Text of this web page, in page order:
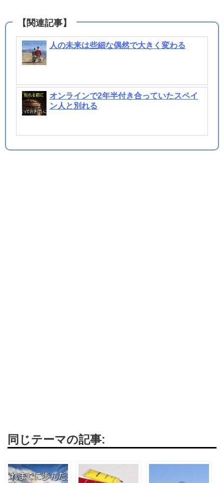
人の未来は些細な偶然で大きく変わる
オンラインで2年半付き合っていたスペイ
ン人と別れる
同じテーマの記事: